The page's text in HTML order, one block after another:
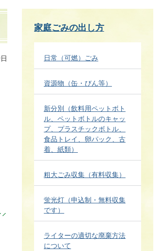
家庭ごみの出し方
日常（可燃）ごみ
資源物（缶・びん等）
新分別（飲料用ペットボト
ル、ペットボトルのキャッ
プ、プラスチックボトル、
食品トレイ、卵パック、古
着、紙類）
粗大ごみ収集（有料収集）
蛍光灯（申込制・無料収集
です）
ライターの適切な廃棄方法
について